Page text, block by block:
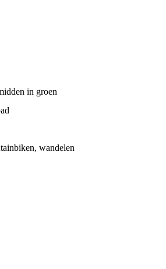
in groen
wandelen